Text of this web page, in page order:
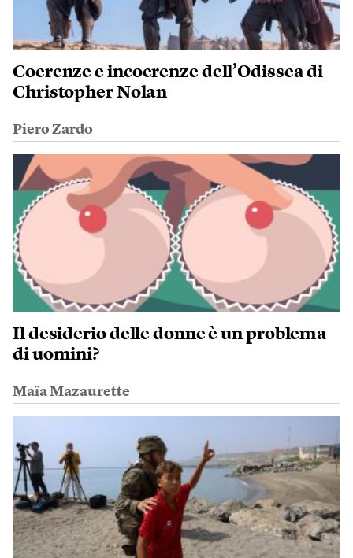
Coerenze e incoerenze dell’Odissea di
Christopher Nolan
Piero Zardo
Il desiderio delle donne è un problema
di uomini?
Maïa Mazaurette